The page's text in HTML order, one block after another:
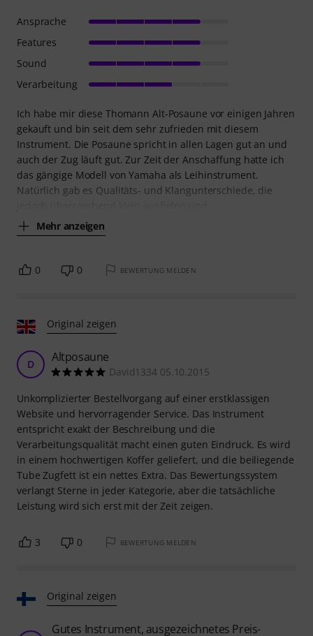
Ich habe mir diese Thomann Alt-Posaune vor einigen Jahren
gekauft und bin seit dem sehr zufrieden mit diesem
Instrument. Die Posaune spricht in allen Lagen gut an und
auch der Zug läuft gut. Zur Zeit der Anschaffung hatte ich
das gängige Modell von Yamaha als Leihinstrument.
Natürlich gab es Qualitäts- und Klangunterschiede, die
Mehr anzeigen
Ansprache
Features
Sound
Verarbeitung
0 0 BEWERTUNG MELDEN
Original zeigen
D Altposaune
David1334 05.10.2015
Unkomplizierter Bestellvorgang auf einer erstklassigen
Website und hervorragender Service. Das Instrument
entspricht exakt der Beschreibung und die
Verarbeitungsqualität macht einen guten Eindruck. Es wird
in einem hochwertigen Koffer geliefert, und die beiliegende
Tube Zugfett ist ein nettes Extra. Das Bewertungssystem
verlangt Sterne in jeder Kategorie, aber die tatsächliche
Leistung wird sich erst mit der Zeit zeigen.
3 0 BEWERTUNG MELDEN
Original zeigen
Gutes Instrument, ausgezeichnetes Preis-